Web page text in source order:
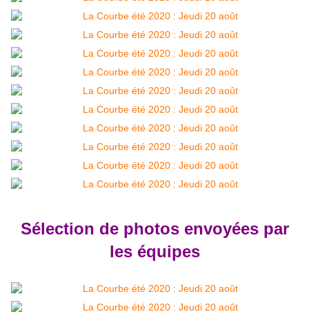
Sélection de photos envoyées par
les équipes